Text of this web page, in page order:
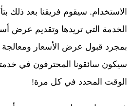
الاستخدام. سيقوم فريقنا بعد ذلك
الخدمة التي تريدها وتقديم عرض
بمجرد قبول عرض الأسعار ومعالجة
سيكون سائقونا المحترفون في
الوقت المحدد في كل مرة!